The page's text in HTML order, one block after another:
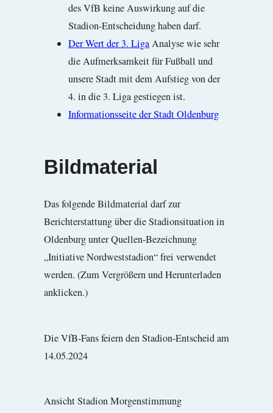
des VfB keine Auswirkung auf die
Stadion-Entscheidung haben darf.
Der Wert der 3. LigaAnalyse wie sehr
die Aufmerksamkeit für Fußball und
unsere Stadt mit dem Aufstieg von der
4. in die 3. Liga gestiegen ist.
Informationsseite der Stadt Oldenburg
Bildmaterial
Das folgende Bildmaterial darf zur
Berichterstattung über die Stadionsituation in
Oldenburg unter Quellen-Bezeichnung
„Initiative Nordweststadion“ frei verwendet
werden. (Zum Vergrößern und Herunterladen
anklicken.)
Die VfB-Fans feiern den Stadion-Entscheid am
14.05.2024
Ansicht Stadion Morgenstimmung